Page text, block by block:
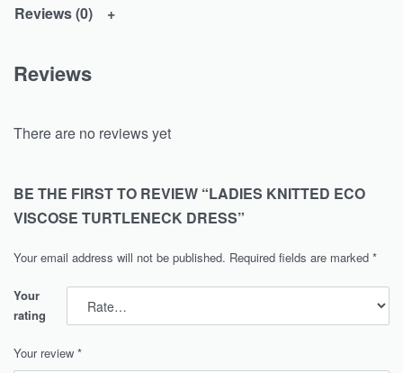
Reviews (0)
Reviews
There are no reviews yet
BE THE FIRST TO REVIEW “LADIES KNITTED ECO
VISCOSE TURTLENECK DRESS”
Your email address will not be published. Required fields are marked *
Your
rating
Your review *